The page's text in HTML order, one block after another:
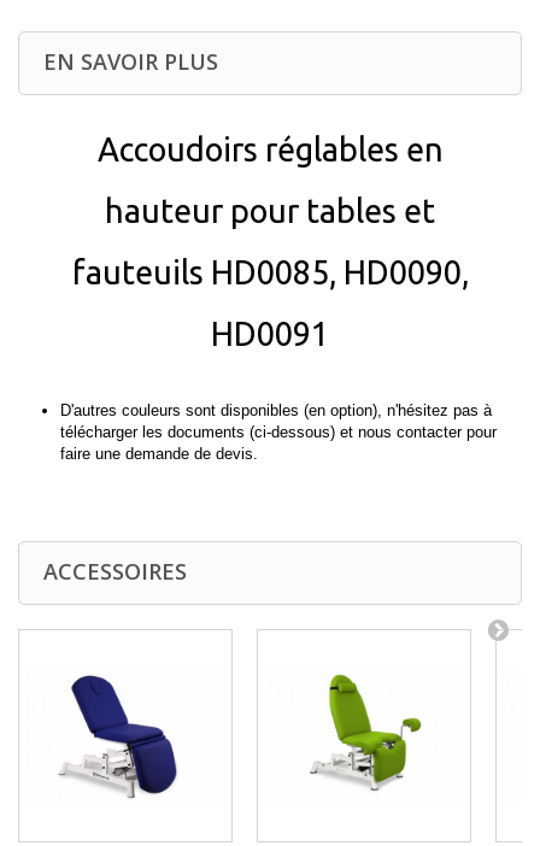
EN SAVOIR PLUS
Accoudoirs réglables en
hauteur pour tables et
fauteuils HD0085, HD0090,
HD0091
D'autres couleurs sont disponibles (en option), n'hésitez pas à
télécharger les documents (ci-dessous) et nous contacter pour
faire une demande de devis.
ACCESSOIRES